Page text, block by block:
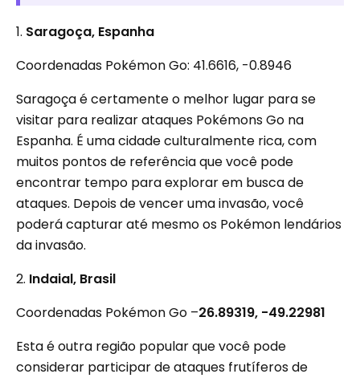
1. Saragoça, Espanha
Coordenadas Pokémon Go: 41.6616, -0.8946
Saragoça é certamente o melhor lugar para se
visitar para realizar ataques Pokémons Go na
Espanha. É uma cidade culturalmente rica, com
muitos pontos de referência que você pode
encontrar tempo para explorar em busca de
ataques. Depois de vencer uma invasão, você
poderá capturar até mesmo os Pokémon lendários
da invasão.
2. Indaial, Brasil
Coordenadas Pokémon Go –26.89319, -49.22981
Esta é outra região popular que você pode
considerar participar de ataques frutíferos de